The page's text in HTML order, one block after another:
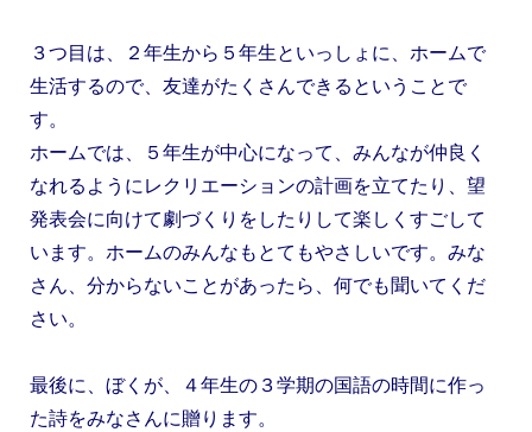
３つ目は、２年生から５年生といっしょに、ホームで
生活するので、友達がたくさんできるということで
す。
ホームでは、５年生が中心になって、みんなが仲良く
なれるようにレクリエーションの計画を立てたり、望
発表会に向けて劇づくりをしたりして楽しくすごして
います。ホームのみんなもとてもやさしいです。みな
さん、分からないことがあったら、何でも聞いてくだ
さい。
最後に、ぼくが、４年生の３学期の国語の時間に作っ
た詩をみなさんに贈ります。